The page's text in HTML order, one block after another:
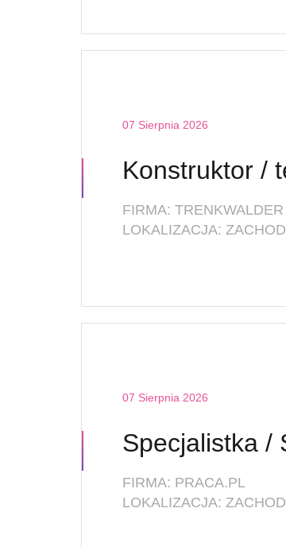
07 Sierpnia 2026
Konstruktor /
FIRMA: TRENKWALDER
LOKALIZACJA:
07 Sierpnia 2026
FIRMA: PRACA.PL
LOKALIZACJA: